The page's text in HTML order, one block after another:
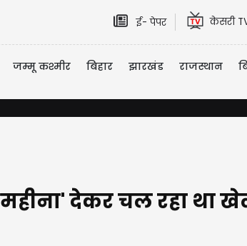
ई- पेपर केसरी
जम्मू कश्मीर बिहार झारखंड राजस्थान
'महीना' देकर चल रहा था